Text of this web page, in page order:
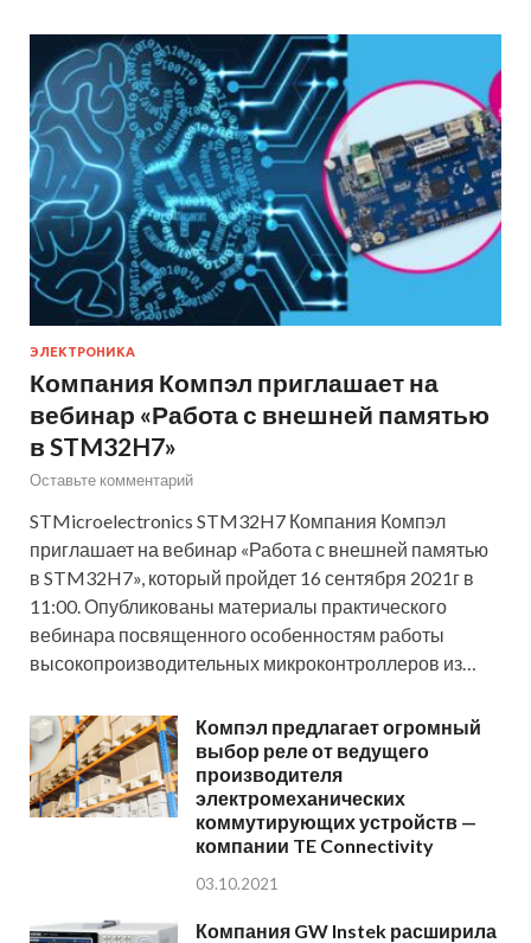
ЭЛЕКТРОНИКА
Компания Компэл приглашает на
вебинар «Работа с внешней памятью
в STM32H7»
Оставьте комментарий
STMicroelectronics STM32H7 Компания Компэл
приглашает на вебинар «Работа с внешней памятью
в STM32H7», который пройдет 16 сентября 2021г в
11:00. Опубликованы материалы практического
вебинара посвященного особенностям работы
высокопроизводительных микроконтроллеров из…
Компэл предлагает огромный
выбор реле от ведущего
производителя
электромеханических
коммутирующих устройств —
компании TE Connectivity
03.10.2021
Компания GW Instek расширила